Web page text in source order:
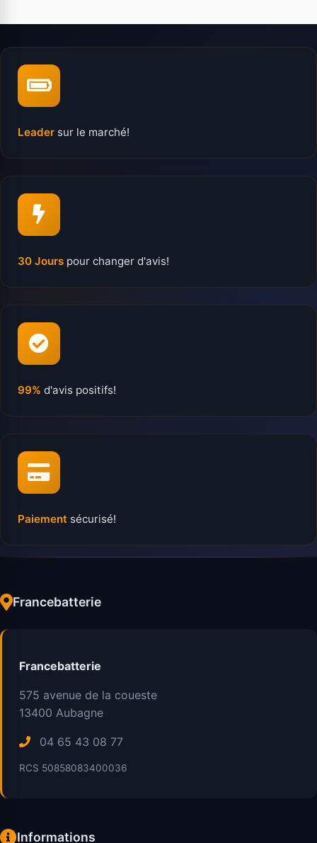
Leader sur le marché!
30 Jours pour changer d'avis!
99% d'avis positifs!
Paiement sécurisé!
Francebatterie
Francebatterie
575 avenue de la coueste
13400 Aubagne
04 65 43 08 77
RCS 50858083400036
Informations